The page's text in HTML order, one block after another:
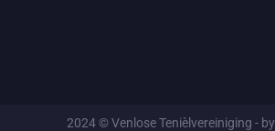
2024 © Venlose Tenièlvereiniging - by